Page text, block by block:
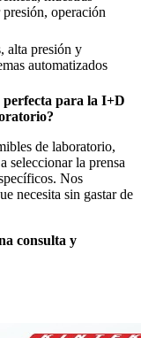
operación
alta presión y
automatizados
perfecta para la I+D
de laboratorio,
seleccionar la prensa
Nos
necesita sin gastar de
consulta y